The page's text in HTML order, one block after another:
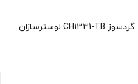
گردسوز CH1331-TB لوسترسازان